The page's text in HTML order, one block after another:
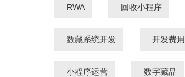
RWA 回收小程序
数藏系统开发 开发费用
小程序运营 数字藏品